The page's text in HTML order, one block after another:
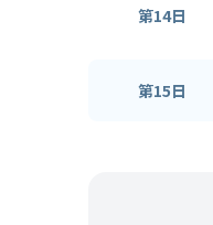
第14日
第15日